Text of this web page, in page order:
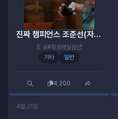
진짜 챔피언스 조준선(자세히봐야함)
조 로#횡성제일검
기타
일반
4,200
4월 21일